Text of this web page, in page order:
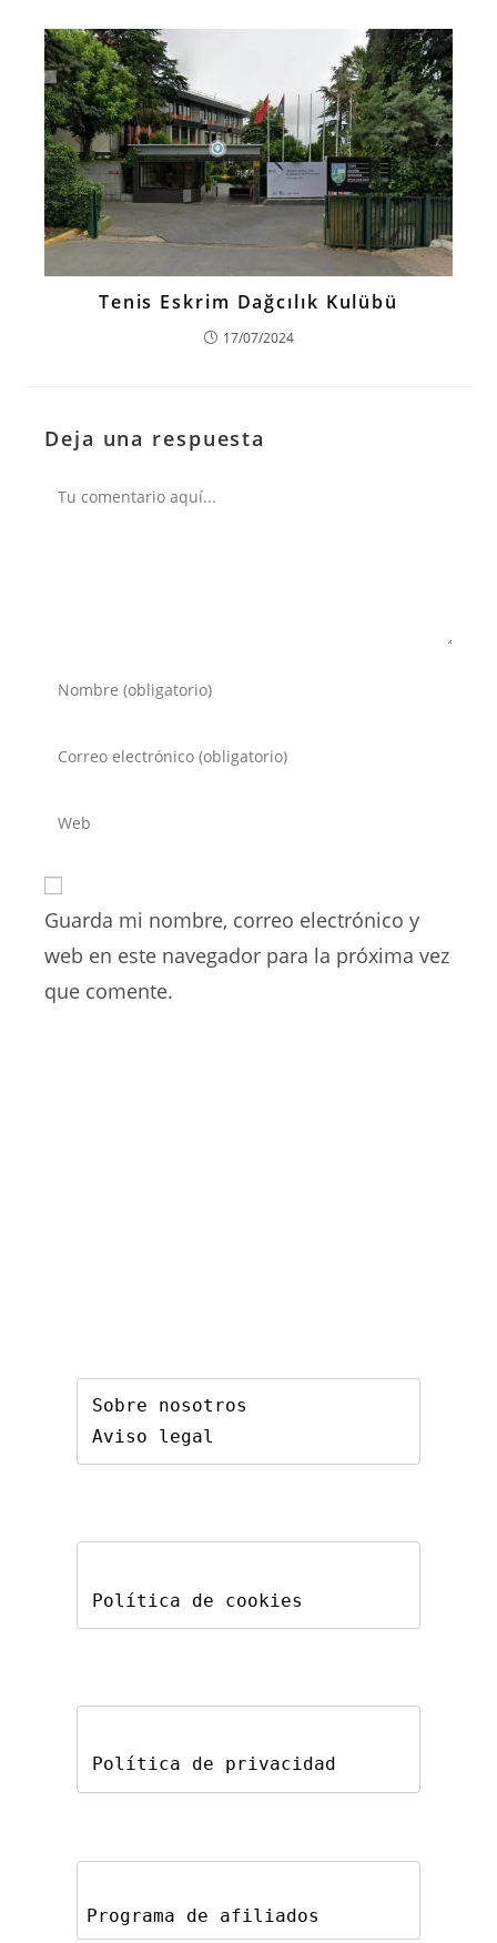
Tenis Eskrim Dağcılık Kulübü
17/07/2024
Deja una respuesta
Comentario
Introduce
de
para
comentar
Introduce
de
electrónico
para
Introduce
de
tu
web
Guarda mi nombre, correo electrónico y
web en este navegador para la próxima vez
que comente.
Sobre nosotros
Aviso legal
Política de cookies
Política de privacidad
Programa de afiliados